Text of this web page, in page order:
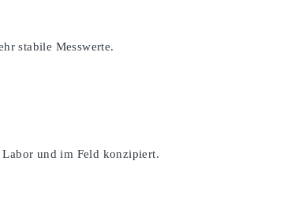
stabile Messwerte.
und im Feld konzipiert.